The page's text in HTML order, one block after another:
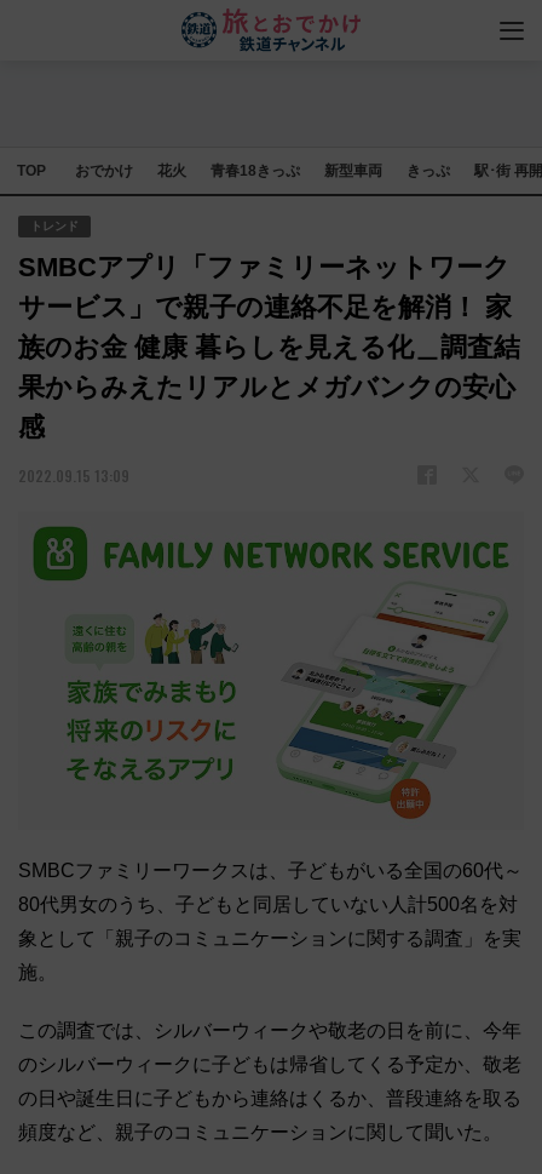
TOP おでかけ 花火 青春18きっぷ 新型車両 きっぷ 駅･街 再
トレンド
SMBCアプリ「ファミリーネットワーク
サービス」で親子の連絡不足を解消！ 家
族のお金 健康 暮らしを見える化＿調査結
果からみえたリアルとメガバンクの安心
感
2022.09.15 13:09
SMBCファミリーワークスは、子どもがいる全国の60代～
80代男女のうち、子どもと同居していない人計500名を対
象として「親子のコミュニケーションに関する調査」を実
施。
この調査では、シルバーウィークや敬老の日を前に、今年
のシルバーウィークに子どもは帰省してくる予定か、敬老
の日や誕生日に子どもから連絡はくるか、普段連絡を取る
頻度など、親子のコミュニケーションに関して聞いた。